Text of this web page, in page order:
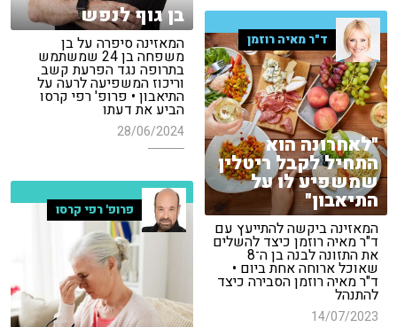
בן גוף לנפש
המאזינה סיפרה על בן
משפחה בן 24 שמשתמש
בתרופה נגד הפרעת קשב
וריכוז המשפיעה לרעה על
התיאבון • פרופ' רפי קרסו
הביע את דעתו
28/06/2024
ד"ר מאיה רוזמן
"לאחרונה הוא
התחיל לקבל ריטלין
שמשפיע לו על
התיאבון"
המאזינה ביקשה להתייעץ עם
ד"ר מאיה רוזמן כיצד להשלים
את התזונה לבנה בן ה־8
שאוכל ארוחה אחת ביום •
ד"ר מאיה רוזמן הסבירה כיצד
להתנהל
14/07/2023
פרופ' רפי קרסו